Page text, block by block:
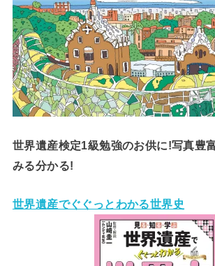
世界遺産検定1級勉強のお供に!写真豊
みる分かる!
世界遺産でぐぐっとわかる世界史